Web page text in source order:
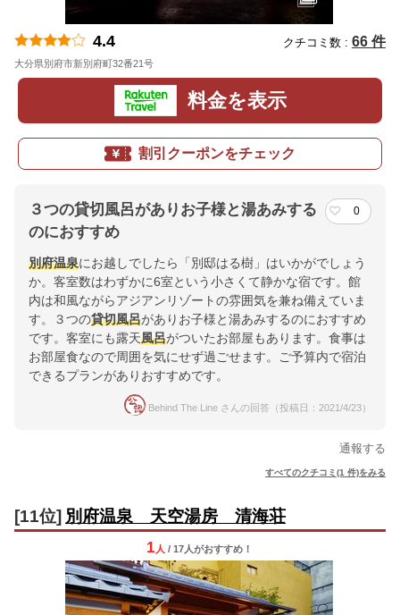
4.4 クチコミ数 : 66 件
大分県別府市新別府町32番21号
料金を表示
割引クーポンをチェック
３つの貸切風呂がありお子様と湯あみする
のにおすすめ
0
別府温泉にお越しでしたら「別邸はる樹」はいかがでしょう
か。客室数はわずかに6室という小さくて静かな宿です。館
内は和風ながらアジアンリゾートの雰囲気を兼ね備えていま
す。３つの貸切風呂がありお子様と湯あみするのにおすすめ
です。客室にも露天風呂がついたお部屋もあります。食事は
お部屋食なので周囲を気にせず過ごせます。ご予算内で宿泊
できるプランがありおすすめです。
Behind The Line さんの回答（投稿日：2021/4/23）
通報する
すべてのクチコミ(1 件)をみる
[11位] 別府温泉 天空湯房 清海荘
1 人 / 17人がおすすめ！